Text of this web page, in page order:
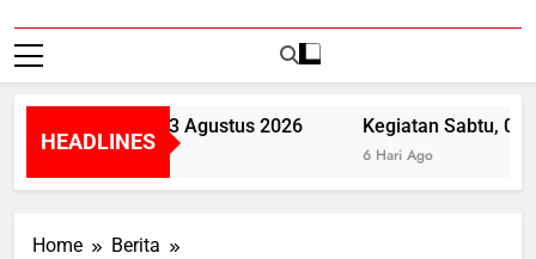
HEADLINES
Kegiatan Senin, 3 Agustus 2026
5 Hari Ago
Kegiatan Sabtu, 01
6 Hari Ago
Home
Berita